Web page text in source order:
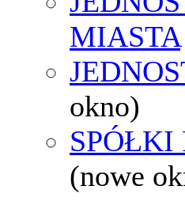
MIASTA
okno)
SPÓŁKI
(nowe